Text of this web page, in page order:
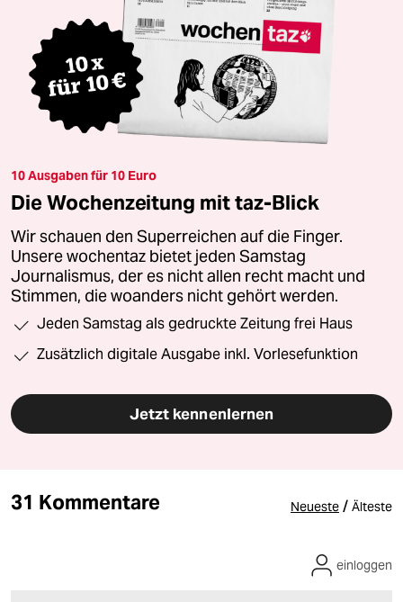
10 Ausgaben für 10 Euro
Die Wochenzeitung mit taz-Blick
Wir schauen den Superreichen auf die Finger.
Unsere wochentaz bietet jeden Samstag
Journalismus, der es nicht allen recht macht und
Stimmen, die woanders nicht gehört werden.
Jeden Samstag als gedruckte Zeitung frei Haus
Zusätzlich digitale Ausgabe inkl. Vorlesefunktion
Jetzt kennenlernen
31 Kommentare Neueste / Älteste
einloggen